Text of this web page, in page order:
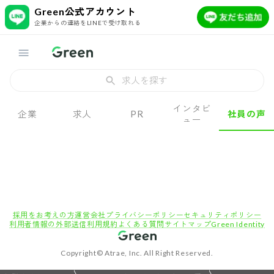
Green公式アカウント
企業からの連絡をLINEで受け取れる
求人を探す
企業 求人 PR
インタビ
ュー
社員の声
採用をお考えの方運営会社 プライバシーポリシーセキュリティポリシー
利用者情報の外部送信利用規約 よくある質問 サイトマップGreen Identity
Copyright© Atrae, Inc. All Right Reserved.